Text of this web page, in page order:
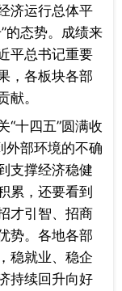
济运行总体平
的态势。成绩来
平总书记重要
，各板块各部
献。
“十四五”圆满收
外部环境的不确
支撑经济稳健
累，还要看到
才引智、招商
势。各地各部
稳就业、稳企
持续回升向好